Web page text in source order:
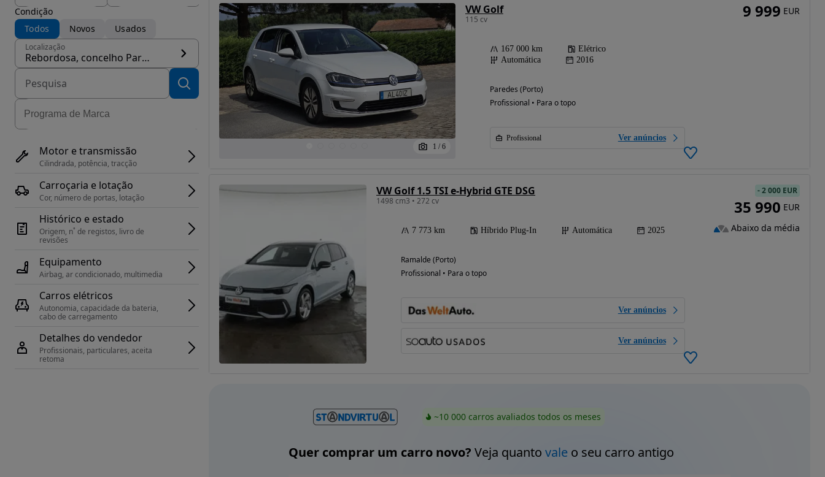
Condição
Todos
Novos Usados
Localização
Rebordosa, concelho Paredes
Motor e transmissão
Cilindrada, potência, tracção
Carroçaria e lotação
Cor, número de portas, lotação
Histórico e estado
Origem, n˚ de registos, livro de
revisões
Equipamento
Airbag, ar condicionado, multimedia
Carros elétricos
Autonomia, capacidade da bateria,
cabo de carregamento
Detalhes do vendedor
Profissionais, particulares, aceita
retoma
1 / 6
VW Golf
115 cv
167 000 km
Elétrico
Automática
2016
Paredes (Porto)
Profissional • Para o topo
Profissional Ver anúncios
9 999 EUR
VW Golf 1.5 TSI e-Hybrid GTE DSG
1498 cm3 • 272 cv
7 773 km Híbrido Plug-In Automática 2025
Ramalde (Porto)
Profissional • Para o topo
Ver anúncios
Ver anúncios
-2 000 EUR
35 990 EUR
Abaixo da média
~10 000 carros avaliados todos os meses
Quer comprar um carro novo? Veja quanto valeo seu carro antigo